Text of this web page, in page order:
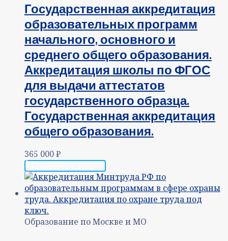
Государственная аккредитация
образовательных программ
начального, основного и
среднего общего образования.
Аккредитация школы по ФГОС
для выдачи аттестатов
государственного образца.
Государственная аккредитация
общего образования.
365 000₽
Образование по Москве и МО